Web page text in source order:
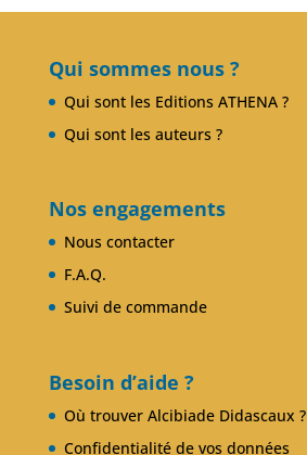
Club Alcibiade Didascaux
Forum enseignants
Qui sommes nous ?
Qui sont les Editions ATHENA ?
Qui sont les auteurs ?
Nos engagements
Nous contacter
F.A.Q.
Suivi de commande
Besoin d’aide ?
Où trouver Alcibiade Didascaux ?
Confidentialité de vos données